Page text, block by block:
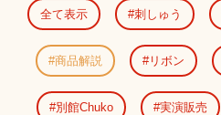
全て表示 刺しゅう
商品解説 リボン
別館Chuko 実演販売